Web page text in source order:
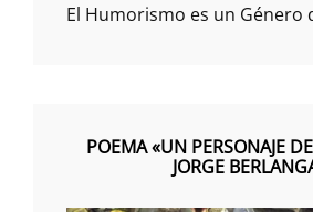
El Humorismo es un Género
POEMA «UN PERSONAJE
JORGE